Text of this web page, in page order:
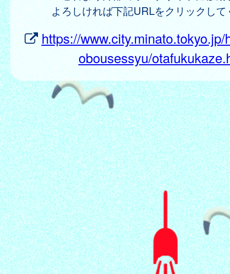
よろしければ下記URLをクリックし
https://www.city.minato.tokyo.jp/
obousessyu/